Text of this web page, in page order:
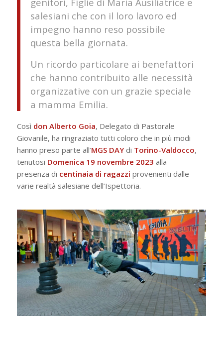
salesiani che con il loro lavoro ed
impegno hanno reso possibile
questa bella giornata.
Un ricordo particolare ai benefattori
che hanno contribuito alle necessità
organizzative con un grazie speciale
a mamma Emilia.
Così don Alberto Goia, Delegato di Pastorale
Giovanile, ha ringraziato tutti coloro che in più modi
hanno preso parte all’MGS DAYdi Torino-Valdocco,
tenutosi Domenica 19 novembre 2023 alla
presenza di centinaia di ragazzi provenienti dalle
varie realtà salesiane dell’Ispettoria.